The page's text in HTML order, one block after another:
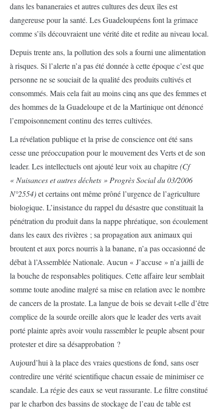
dans les bananeraies et autres cultures des deux îles est
dangereuse pour la santé. Les Guadeloupéens font la grimace
comme s’ils découvraient une vérité dite et redite au niveau local.
Depuis trente ans, la pollution des sols a fourni une alimentation
à risques. Si l’alerte n’a pas été donnée à cette époque c’est que
personne ne se souciait de la qualité des produits cultivés et
consommés. Mais cela fait au moins cinq ans que des femmes et
des hommes de la Guadeloupe et de la Martinique ont dénoncé
l’empoisonnement continu des terres cultivées.
La révélation publique et la prise de conscience ont été sans
cesse une préoccupation pour le mouvement des Verts et de son
leader. Les intellectuels ont ajouté leur voix au chapitre(Cf
« Nuisances et autres déchets » Progrès Social du 03/2006
N°2554)et certains ont même prôné l’urgence de l’agriculture
biologique. L’insistance du rappel du désastre que constituait la
pénétration du produit dans la nappe phréatique, son écoulement
dans les eaux des rivières ; sa propagation aux animaux qui
broutent et aux porcs nourris à la banane, n’a pas occasionné de
débat à l’Assemblée Nationale. Aucun « J’accuse » n’a jailli de
la bouche de responsables politiques. Cette affaire leur semblait
somme toute anodine malgré sa mise en relation avec le nombre
de cancers de la prostate. La langue de bois se devait t-elle d’être
complice de la sourde oreille alors que le leader des verts avait
porté plainte après avoir voulu rassembler le peuple absent pour
protester et dire sa désapprobation ?
Aujourd’hui à la place des vraies questions de fond, sans oser
contredire une vérité scientifique chacun essaie de minimiser ce
scandale. La régie des eaux se veut rassurante. Le filtre constitué
par le charbon des bassins de stockage de l’eau de table est